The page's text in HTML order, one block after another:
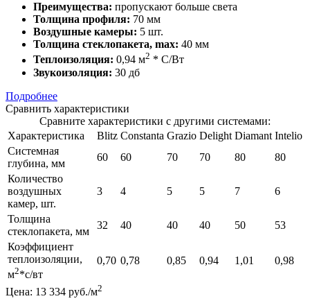
Преимущества: пропускают больше света
Толщина профиля: 70 мм
Воздушные камеры: 5 шт.
Толщина стеклопакета, max: 40 мм
Теплоизоляция: 0,94 м2 * С/Вт
Звукоизоляция: 30 дб
Подробнее
Сравнить характеристики
Сравните характеристики с другими системами:
Характеристика
Blitz Constanta Grazio Delight Diamant Intelio
Системная
глубина, мм
60 60 70 70 80
80
Количество
воздушных
камер, шт.
3 4 5 5 7 6
Толщина
стеклопакета, мм
32 40 40 40 50
53
Коэффициент
теплоизоляции,
м2*с/вт
0,70 0,78 0,85 0,94 1,01 0,98
Цена: 13 334 руб./м2